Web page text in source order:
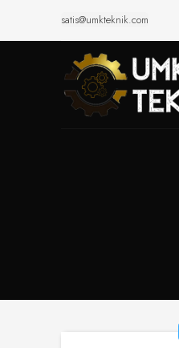
satis@umkteknik.com